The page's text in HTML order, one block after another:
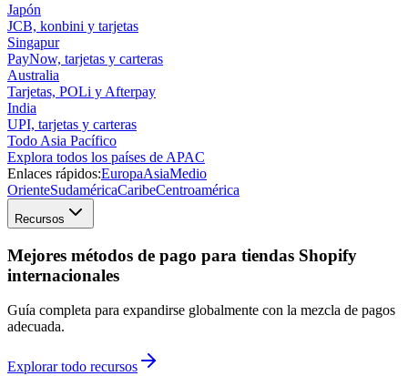
Japón
JCB, konbini y tarjetas
Singapur
PayNow, tarjetas y carteras
Australia
Tarjetas, POLi y Afterpay
India
UPI, tarjetas y carteras
Todo Asia Pacífico
Explora todos los países de APAC
Enlaces rápidos:EuropaAsiaMedio
OrienteSudaméricaCaribeCentroamérica
Recursos
Mejores métodos de pago para tiendas Shopify
internacionales
Guía completa para expandirse globalmente con la mezcla de pagos
adecuada.
Explorar todo recursos